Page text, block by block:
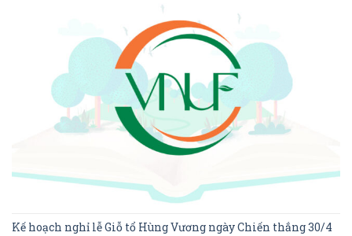
Kế hoạch nghỉ lễ Giỗ tổ Hùng Vương ngày Chiến thắng 30/4